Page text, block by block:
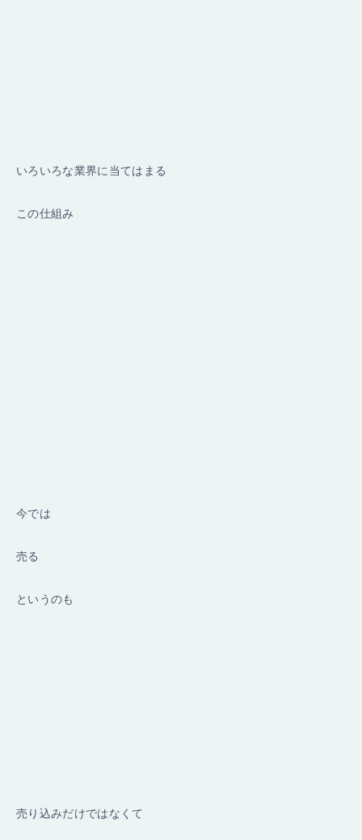
いろいろな業界に当てはまる
この仕組み
今では
売る
というのも
売り込みだけではなくて